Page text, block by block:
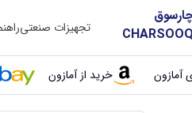
CHARSOOQ
تجهیزات صنعتی
آمازون خرید از آمازون